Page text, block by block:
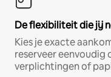
De flexibiliteit die jij
Kies je exacte
reserveer eenvoudig
verplichtingen of